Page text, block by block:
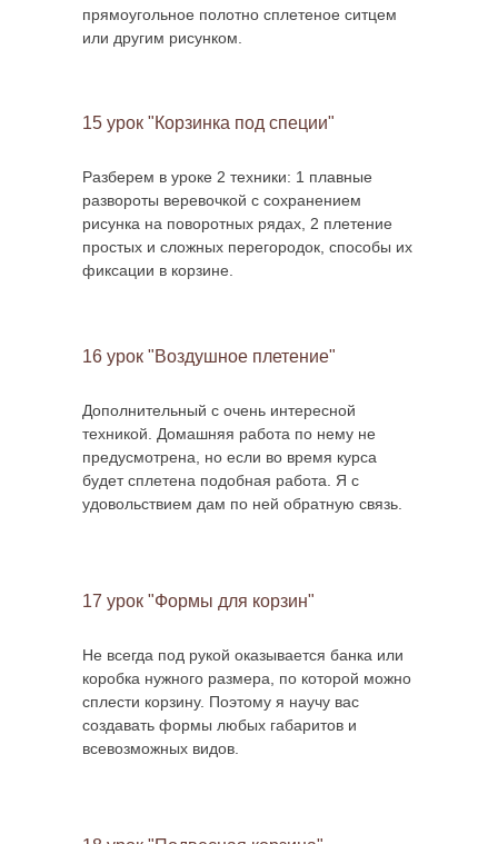
16 урок "Воздушное плетение"
Дополнительный с очень интересной
техникой. Домашняя работа по нему не
предусмотрена, но если во время курса
будет сплетена подобная работа. Я с
удовольствием дам по ней обратную связь.
17 урок "Формы для корзин"
Не всегда под рукой оказывается банка или
коробка нужного размера, по которой можно
сплести корзину. Поэтому я научу вас
создавать формы любых габаритов и
всевозможных видов.
прямоугольное полотно сплетеное ситцем
или другим рисунком.
15 урок "Корзинка под специи"
Разберем в уроке 2 техники: 1 плавные
развороты веревочкой с сохранением
рисунка на поворотных рядах, 2 плетение
простых и сложных перегородок, способы их
фиксации в корзине.